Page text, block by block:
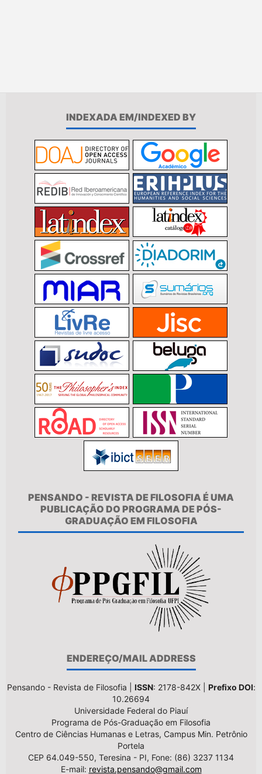
INDEXADA EM/INDEXED BY
PENSANDO - REVISTA DE FILOSOFIA É UMA
PUBLICAÇÃO DO PROGRAMA DE PÓS-
GRADUAÇÃO EM FILOSOFIA
ENDEREÇO/MAIL ADDRESS
Pensando - Revista de Filosofia | ISSN: 2178-842X | Prefixo DOI:
10.26694
Universidade Federal do Piauí
Programa de Pós-Graduação em Filosofia
Centro de Ciências Humanas e Letras, Campus Min. Petrônio
Portela
CEP 64.049-550, Teresina - PI, Fone: (86) 3237 1134
E-mail: revista.pensando@gmail.com